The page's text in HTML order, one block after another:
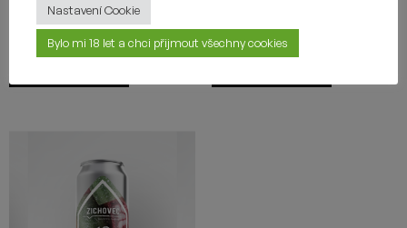
+
Nastavení Cookie
Bylo mi 18 let a chci přijmout všechny cookies